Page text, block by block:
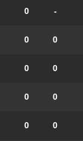
-
0
0
0
0
0
0
0
0
0